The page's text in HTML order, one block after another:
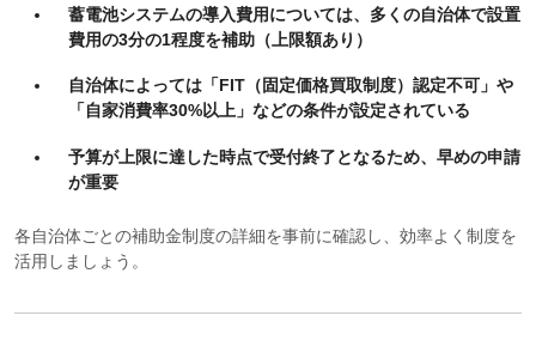
蓄電池システムの導入費用については、多くの自治体で設置
費用の3分の1程度を補助（上限額あり）
自治体によっては「FIT（固定価格買取制度）認定不可」や
「自家消費率30%以上」などの条件が設定されている
予算が上限に達した時点で受付終了となるため、早めの申請
が重要
各自治体ごとの補助金制度の詳細を事前に確認し、効率よく制度を
活用しましょう。